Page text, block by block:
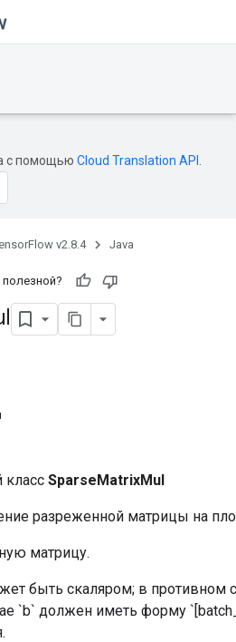
с помощью Cloud Translation API
v2.8.4 Java
SparseMatrixMul
разреженной матрицы на
матрицу.
быть скаляром; в противном
`b` должен иметь форму